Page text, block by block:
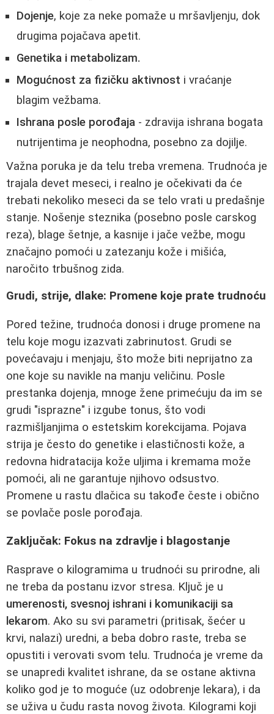
Dojenje, koje za neke pomaže u mršavljenju, dok
drugima pojačava apetit.
Genetika i metabolizam.
Mogućnost za fizičku aktivnost i vraćanje
blagim vežbama.
Ishrana posle porođaja - zdravija ishrana bogata
nutrijentima je neophodna, posebno za dojilje.
Važna poruka je da telu treba vremena. Trudnoća je
trajala devet meseci, i realno je očekivati da će
trebati nekoliko meseci da se telo vrati u predašnje
stanje. Nošenje steznika (posebno posle carskog
reza), blage šetnje, a kasnije i jače vežbe, mogu
značajno pomoći u zatezanju kože i mišića,
naročito trbušnog zida.
Grudi, strije, dlake: Promene koje prate trudnoću
Pored težine, trudnoća donosi i druge promene na
telu koje mogu izazvati zabrinutost. Grudi se
povećavaju i menjaju, što može biti neprijatno za
one koje su navikle na manju veličinu. Posle
prestanka dojenja, mnoge žene primećuju da im se
grudi "isprazne" i izgube tonus, što vodi
razmišljanjima o estetskim korekcijama. Pojava
strija je često do genetike i elastičnosti kože, a
redovna hidratacija kože uljima i kremama može
pomoći, ali ne garantuje njihovo odsustvo.
Promene u rastu dlačica su takođe česte i obično
se povlače posle porođaja.
Zaključak: Fokus na zdravlje i blagostanje
Rasprave o kilogramima u trudnoći su prirodne, ali
ne treba da postanu izvor stresa. Ključ je u
umerenosti, svesnoj ishrani i komunikaciji sa
lekarom. Ako su svi parametri (pritisak, šećer u
krvi, nalazi) uredni, a beba dobro raste, treba se
opustiti i verovati svom telu. Trudnoća je vreme da
se unapredi kvalitet ishrane, da se ostane aktivna
koliko god je to moguće (uz odobrenje lekara), i da
se uživa u čudu rasta novog života. Kilogrami koji